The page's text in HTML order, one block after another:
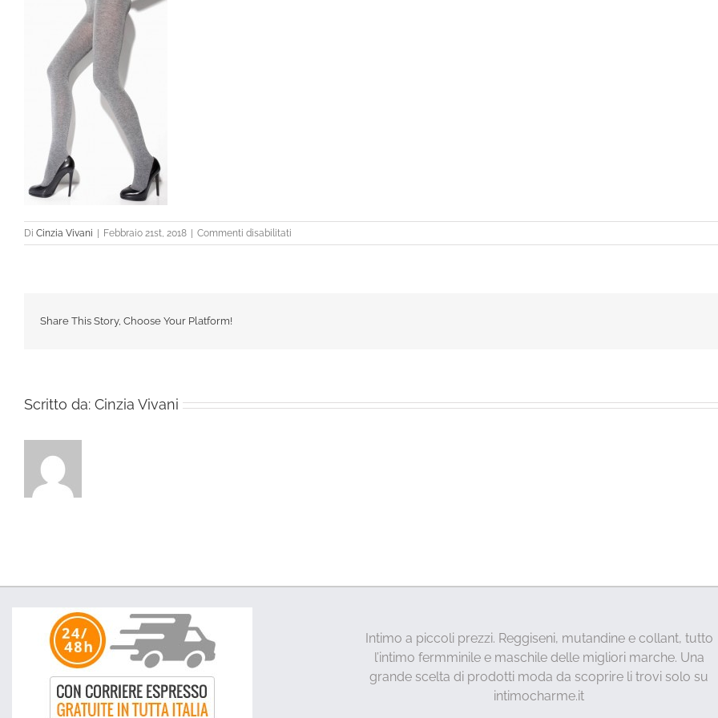
Di Cinzia Vivani Febbraio 21st, 2018 Commenti disabilitati
Share This Story, Choose Your Platform!
Scritto da: Cinzia Vivani
Intimo a piccoli prezzi. Reggiseni, mutandine e collant, tutto
l’intimo fermminile e maschile delle migliori marche. Una
grande scelta di prodotti moda da scoprire li trovi solo su
intimocharme.it